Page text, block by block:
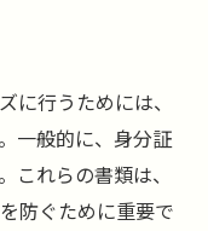
に行うためには、
一般的に、身分証
これらの書類は、
防ぐために重要で